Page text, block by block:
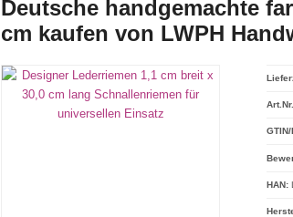
Deutsche handgemachte
cm kaufen von LWPH
GTIN/
HAN: